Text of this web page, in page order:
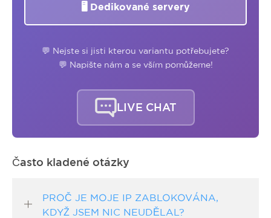
🖥️ Dedikované servery
💬 Nejste si jisti kterou variantu potřebujete?
💬 Napište nám a se vším pomůžeme!
LIVE CHAT
Často kladené otázky
PROČ JE MOJE IP ZABLOKOVÁNA,
KDYŽ JSEM NIC NEUDĚLAL?